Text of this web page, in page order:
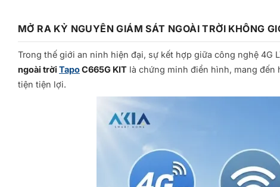
MỞ RA KỶ NGUYÊN GIÁM SÁT NGOÀI TRỜI KHÔNG
Trong thế giới an ninh hiện đại, sự kết hợp giữa công nghệ 4G
ngoài trời TapoC665G KIT là chứng minh điển hình, mang đến
tiện tiện lợi.